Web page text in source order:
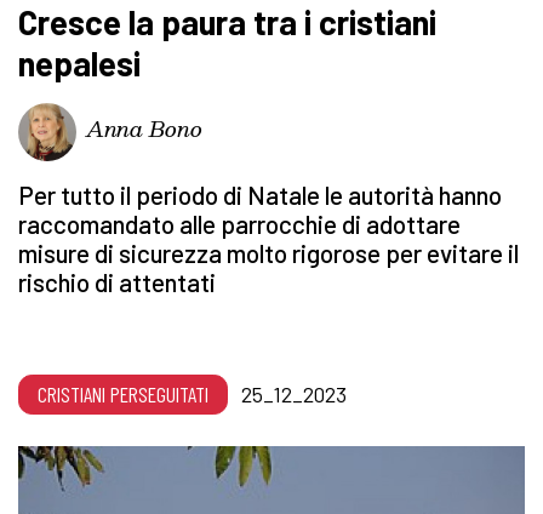
Cresce la paura tra i cristiani
nepalesi
Anna Bono
Per tutto il periodo di Natale le autorità hanno
raccomandato alle parrocchie di adottare
misure di sicurezza molto rigorose per evitare il
rischio di attentati
CRISTIANI PERSEGUITATI 25_12_2023